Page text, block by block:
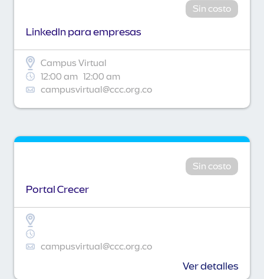
Sin costo
Linkedln para empresas
Campus Virtual
12:00 am 12:00 am
campusvirtual@ccc.org.co
Sin costo
Portal Crecer
campusvirtual@ccc.org.co
Ver detalles